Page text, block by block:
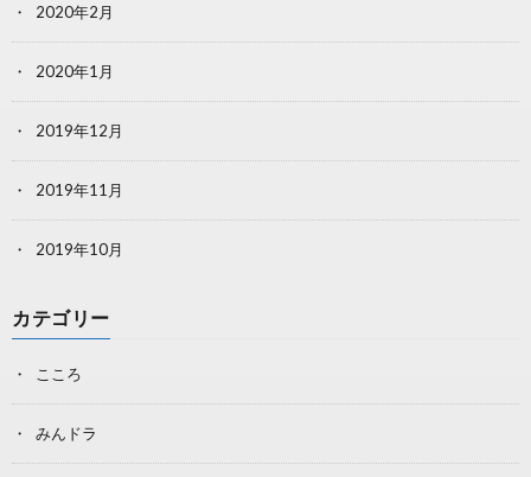
2020年2月
2020年1月
2019年12月
2019年11月
2019年10月
カテゴリー
こころ
みんドラ